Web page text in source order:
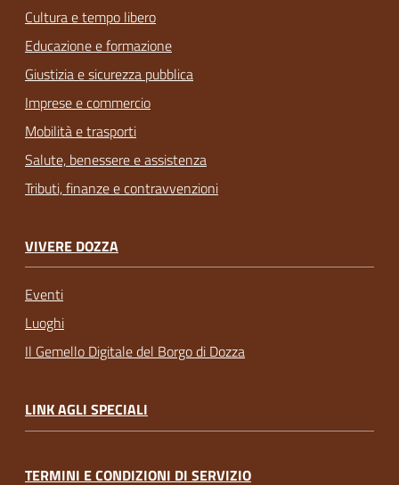
Cultura e tempo libero
Educazione e formazione
Giustizia e sicurezza pubblica
Imprese e commercio
Mobilità e trasporti
Salute, benessere e assistenza
Tributi, finanze e contravvenzioni
VIVERE DOZZA
Eventi
Luoghi
Il Gemello Digitale del Borgo di Dozza
LINK AGLI SPECIALI
TERMINI E CONDIZIONI DI SERVIZIO